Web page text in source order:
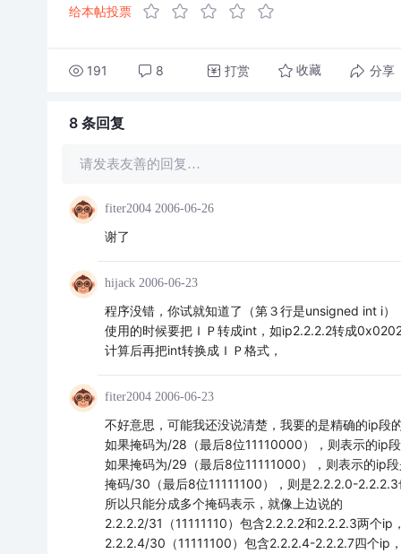
给本帖投票
191 8 打赏 收藏 分享
8 条回复
请发表友善的回复…
fiter2004 2006-06-26
谢了
hijack 2006-06-23
程序没错，你试就知道了（第３行是unsigned int i）
使用的时候要把ＩＰ转成int，如ip2.2.2.2转成
计算后再把int转换成ＩＰ格式，
fiter2004 2006-06-23
不好意思，可能我还没说清楚，我要的是精确的ip
如果掩码为/28（最后8位11110000），则表示的ip
如果掩码为/29（最后8位11111000），则表示的ip
掩码/30（最后8位11111100），则是2.2.2.0-2.2.2.3
所以只能分成多个掩码表示，就像上边说的
2.2.2.2/31（11111110）包含2.2.2.2和2.2.2.3两个ip，
2.2.2.4/30（11111100）包含2.2.2.4-2.2.2.7四个ip，